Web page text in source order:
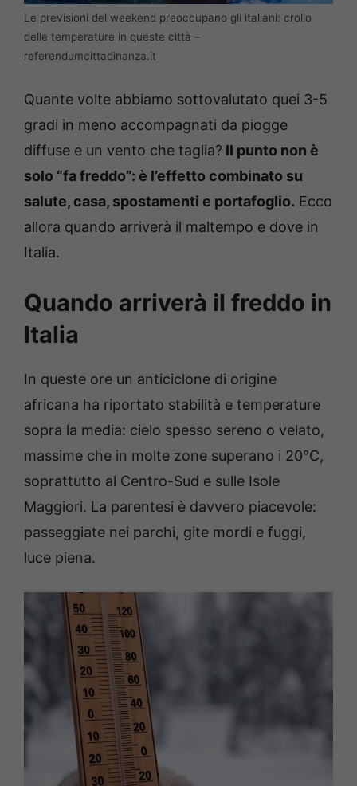
Le previsioni del weekend preoccupano gli italiani: crollo
delle temperature in queste città –
referendumcittadinanza.it
Quante volte abbiamo sottovalutato quei 3-5
gradi in meno accompagnati da piogge
diffuse e un vento che taglia? Il punto non è
solo “fa freddo”: è l’effetto combinato su
salute, casa, spostamenti e portafoglio. Ecco
allora quando arriverà il maltempo e dove in
Italia.
Quando arriverà il freddo in
Italia
In queste ore un anticiclone di origine
africana ha riportato stabilità e temperature
sopra la media: cielo spesso sereno o velato,
massime che in molte zone superano i 20°C,
soprattutto al Centro-Sud e sulle Isole
Maggiori. La parentesi è davvero piacevole:
passeggiate nei parchi, gite mordi e fuggi,
luce piena.